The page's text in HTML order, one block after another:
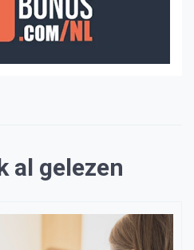
al gelezen